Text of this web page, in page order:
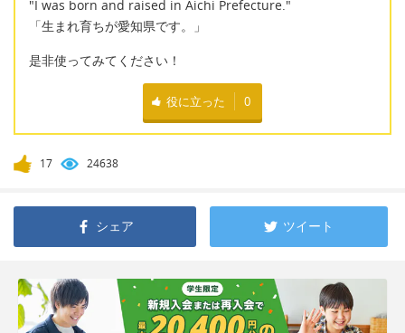
"I was born and raised in Aichi Prefecture."
「生まれ育ちが愛知県です。」
是非使ってみてください！
役に立った 0
17 24638
シェア ツイート